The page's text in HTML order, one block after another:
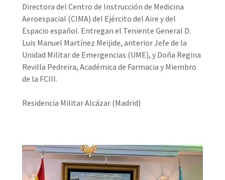
Directora del Centro de Instrucción de Medicina
Aeroespacial (CIMA) del Ejército del Aire y del
Espacio español. Entregan el Teniente General D.
Luis Manuel Martínez Meijide, anterior Jefe de la
Unidad Militar de Emergencias (UME), y Doña Regina
Revilla Pedreira, Académica de Farmacia y Miembro
de la FCIII.
Residencia Militar Alcázar (Madrid)